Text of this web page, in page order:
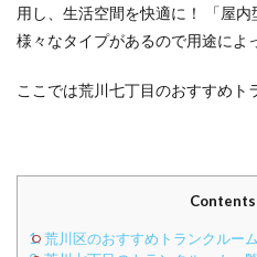
用し、生活空間を快適に！ 「屋
様々なタイプがあるので用途によ
ここでは荒川七丁目のおすすめト
Contents
1.荒川区のおすすめトランクルー